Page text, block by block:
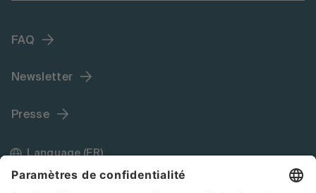
FAQ
Newsletter
Presse
Language (FR)